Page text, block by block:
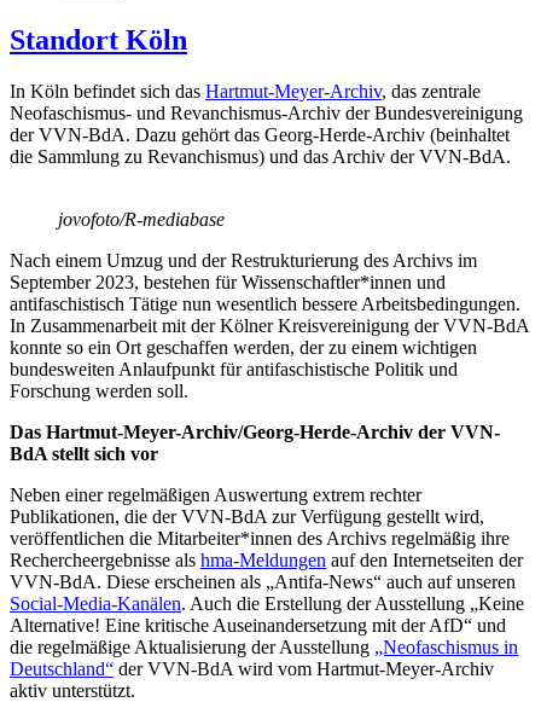
Standort Köln
In Köln befindet sich das Hartmut-Meyer-Archiv, das zentrale
Neofaschismus- und Revanchismus-Archiv der Bundesvereinigung
der VVN-BdA. Dazu gehört das Georg-Herde-Archiv (beinhaltet
die Sammlung zu Revanchismus) und das Archiv der VVN-BdA.
jovofoto/R-mediabase
Nach einem Umzug und der Restrukturierung des Archivs im
September 2023, bestehen für Wissenschaftler*innen und
antifaschistisch Tätige nun wesentlich bessere Arbeitsbedingungen.
In Zusammenarbeit mit der Kölner Kreisvereinigung der VVN-BdA
konnte so ein Ort geschaffen werden, der zu einem wichtigen
bundesweiten Anlaufpunkt für antifaschistische Politik und
Forschung werden soll.
Das Hartmut-Meyer-Archiv/Georg-Herde-Archiv der VVN-
BdA stellt sich vor
Neben einer regelmäßigen Auswertung extrem rechter
Publikationen, die der VVN-BdA zur Verfügung gestellt wird,
veröffentlichen die Mitarbeiter*innen des Archivs regelmäßig ihre
Rechercheergebnisse als hma-Meldungen auf den Internetseiten der
VVN-BdA. Diese erscheinen als „Antifa-News“ auch auf unseren
Social-Media-Kanälen. Auch die Erstellung der Ausstellung „Keine
Alternative! Eine kritische Auseinandersetzung mit der AfD“ und
die regelmäßige Aktualisierung der Ausstellung „Neofaschismus in
Deutschland“ der VVN-BdA wird vom Hartmut-Meyer-Archiv
aktiv unterstützt.